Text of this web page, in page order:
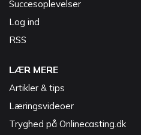
Succesoplevelser
Log ind
RSS
LÆR MERE
Artikler & tips
Læringsvideoer
Tryghed på Onlinecasting.dk